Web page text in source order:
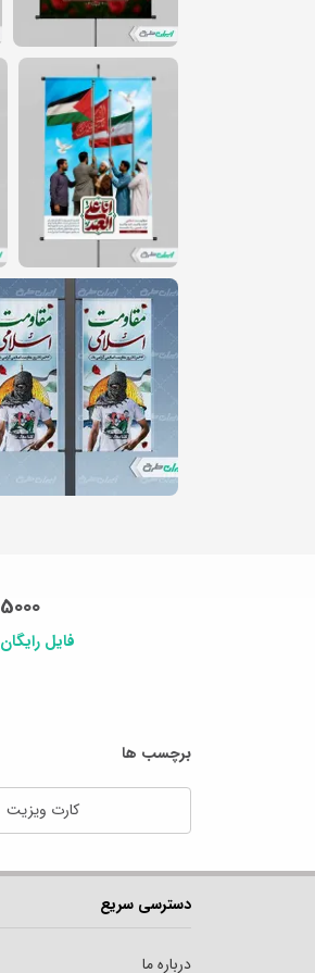
5000
فایل رایگان
برچسب ها
کارت ویزیت
دسترسی سریع
درباره ما